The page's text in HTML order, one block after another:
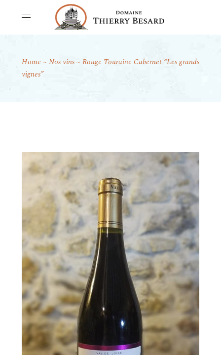
Home Nos vins
Rouge Touraine Cabernet “Les grands
vignes”